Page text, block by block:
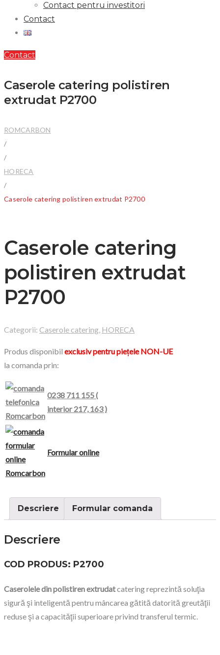
Contact pentru investitori
Contact
Contact
Caserole catering polistiren
extrudat P2700
ROMCARBON
/
/
HORECA
/
Caserole catering polistiren extrudat P2700
Caserole catering
polistiren extrudat
P2700
Categorii: Caserole catering HORECA
Produs disponibil exclusiv pentru piețele NON-UE
la comanda prin:
0238 711 155 (
interior 217, 163 )
Formular online
Descriere Formular comanda
Descriere
COD PRODUS: P2700
Caserolele din polistiren extrudatcatering reprezintă soluţia
sigură şi inteligentă pentru mâncarea gătită datorită greutăţii
reduse şi a capacităţii superioare privind transferul termic.